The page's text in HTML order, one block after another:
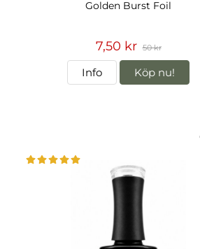
Golden Burst Foil
7,50 kr 50 kr
Info Köp nu!